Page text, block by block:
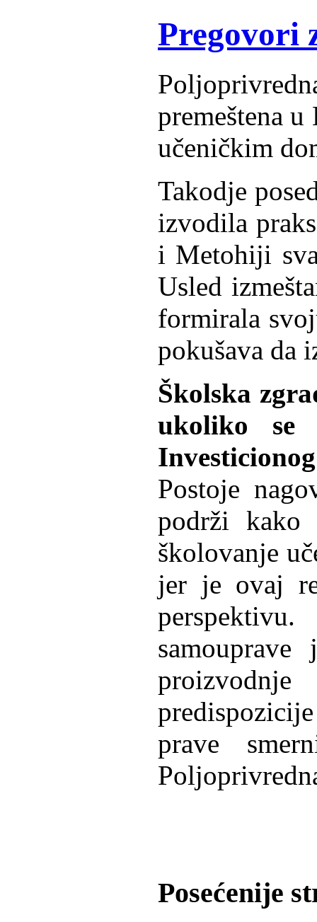
Pregovori
premeštena
učeničkim
Takodje
izvodila
i Metohiji
Usled
formirala
pokušava da
Školska
ukoliko se
Postoje
podrži
školovanje
jer je ovaj
prave
Posećenije